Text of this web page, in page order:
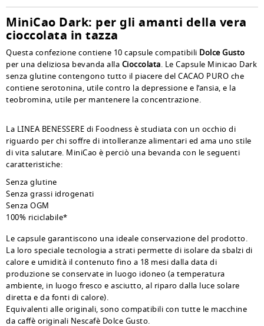
MiniCao Dark: per gli amanti della vera
cioccolata in tazza
Questa confezione contiene 10 capsule compatibili Dolce Gusto
per una deliziosa bevanda alla Cioccolata. Le Capsule Minicao Dark
senza glutine contengono tutto il piacere del CACAO PURO che
contiene serotonina, utile contro la depressione e l’ansia, e la
teobromina, utile per mantenere la concentrazione.
La LINEA BENESSERE di Foodness è studiata con un occhio di
riguardo per chi soffre di intolleranze alimentari ed ama uno stile
di vita salutare. MiniCao è perciò una bevanda con le seguenti
caratteristiche:
Senza glutine
Senza grassi idrogenati
Senza OGM
100% riciclabile*
Le capsule garantiscono una ideale conservazione del prodotto.
La loro speciale tecnologia a strati permette di isolare da sbalzi di
calore e umidità il contenuto fino a 18 mesi dalla data di
produzione se conservate in luogo idoneo (a temperatura
ambiente, in luogo fresco e asciutto, al riparo dalla luce solare
diretta e da fonti di calore).
Equivalenti alle originali, sono compatibili con tutte le macchine
da caffè originali Nescafè Dolce Gusto.